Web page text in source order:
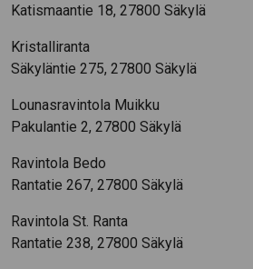
Katismaantie 18, 27800 Säkylä
Kristalliranta
Säkyläntie 275, 27800 Säkylä
Lounasravintola Muikku
Pakulantie 2, 27800 Säkylä
Ravintola Bedo
Rantatie 267, 27800 Säkylä
Ravintola St. Ranta
Rantatie 238, 27800 Säkylä